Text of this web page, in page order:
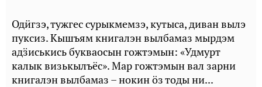
Одӥгзэ, тужгес сурыкмемзэ, кутыса, диван вылэ
пуксиз. Кышъям книгалэн вылбамаз мырдэм
адӟиськись букваосын гожтэмын: «Удмурт
калык визькылъёс». Мар гожтэмын вал зарни
книгалэн вылбамаз – нокин ӧз тоды ни...